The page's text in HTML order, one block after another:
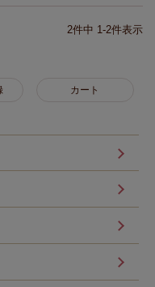
2件中 1-2件表示
カート